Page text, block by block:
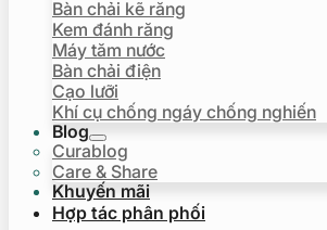
Bàn chải kẽ răng
Kem đánh răng
Máy tăm nước
Bàn chải điện
Cạo lưỡi
Khí cụ chống ngáy chống nghiến
Blog
Curablog
Care & Share
Khuyến mãi
Hợp tác phân phối